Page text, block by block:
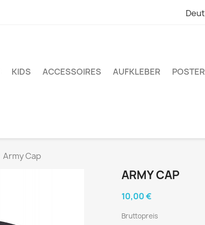
KIDS ACCESSOIRES AUFKLEBER POSTER
Army Cap
ARMY CAP
10,00 €
Bruttopreis